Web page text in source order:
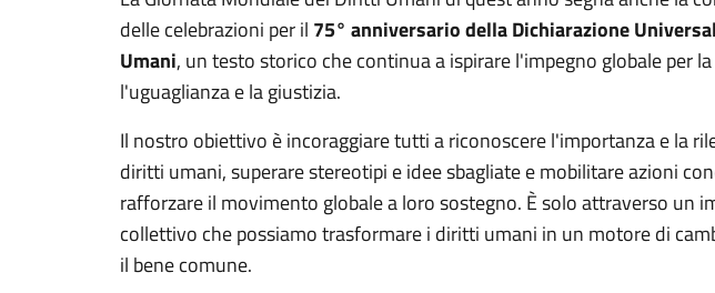
delle celebrazioni per il 75° anniversario della Dichiarazione
Umani, un testo storico che continua a ispirare l'impegno globale per
l'uguaglianza e la giustizia.
Il nostro obiettivo è incoraggiare tutti a riconoscere l'importanza e la
diritti umani, superare stereotipi e idee sbagliate e mobilitare azioni
rafforzare il movimento globale a loro sostegno. È solo attraverso un
collettivo che possiamo trasformare i diritti umani in un motore di
il bene comune.